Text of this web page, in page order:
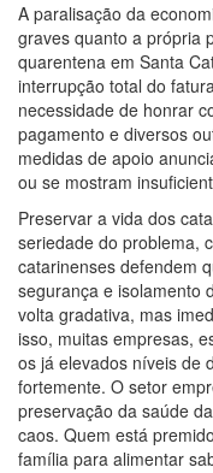
A paralisação da
graves quanto a própria
quarentena em Santa
interrupção total do
necessidade de honrar
pagamento e diversos
medidas de apoio
ou se mostram
Preservar a vida dos
seriedade do problema,
catarinenses defendem
segurança e isolamento
volta gradativa, mas
isso, muitas empresas,
os já elevados níveis de
fortemente. O setor
preservação da saúde
caos. Quem está
família para alimentar